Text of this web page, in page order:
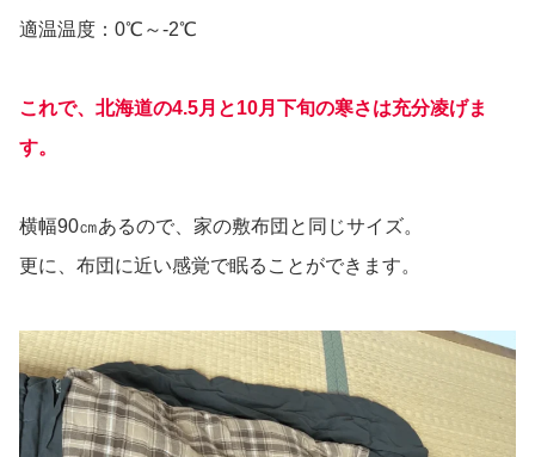
適温温度：0℃～-2℃
これで、北海道の4.5月と10月下旬の寒さは充分凌げま
す。
横幅90㎝あるので、家の敷布団と同じサイズ。
更に、布団に近い感覚で眠ることができます。